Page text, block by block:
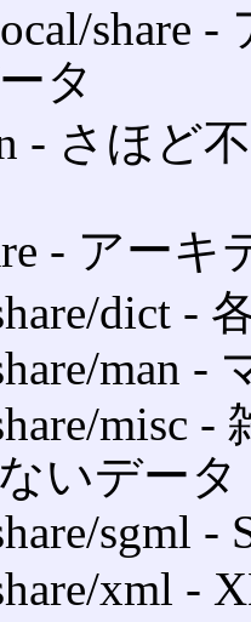
share
タ
‐ さほど
‐ アー
dict ‐
man ‐
misc
いデータ
sgml
xml ‐